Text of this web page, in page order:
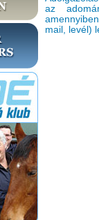
az
mail, levél)